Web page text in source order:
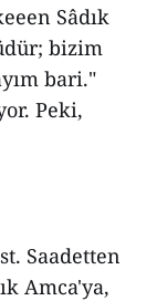
Sâdık
bizim
bari."
Peki,
Saadetten
Amca'ya,